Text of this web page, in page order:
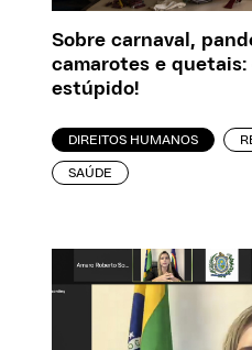
Sobre carnaval,
camarotes e
estúpido!
DIREITOS HUMANOS
SAÚDE